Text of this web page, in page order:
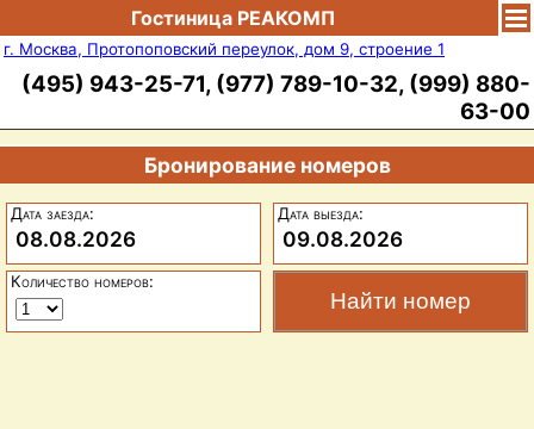
Гостиница РЕАКОМП
г. Москва, Протопоповский переулок, дом 9, строение 1
(495) 943-25-71, (977) 789-10-32, (999) 880-
63-00
Бронирование номеров
Дата заезда:
08.08.2026
Дата выезда:
09.08.2026
Количество номеров: